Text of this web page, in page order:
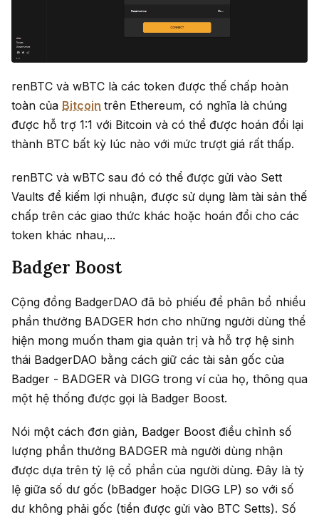
renBTC và wBTC là các token được thế chấp hoàn
toàn của Bitcoin trên Ethereum, có nghĩa là chúng
được hỗ trợ 1:1 với Bitcoin và có thể được hoán đổi lại
thành BTC bất kỳ lúc nào với mức trượt giá rất thấp.
renBTC và wBTC sau đó có thể được gửi vào Sett
Vaults để kiếm lợi nhuận, được sử dụng làm tài sản thế
chấp trên các giao thức khác hoặc hoán đổi cho các
token khác nhau,...
Badger Boost
Cộng đồng BadgerDAO đã bỏ phiếu để phân bổ nhiều
phần thưởng BADGER hơn cho những người dùng thể
hiện mong muốn tham gia quản trị và hỗ trợ hệ sinh
thái BadgerDAO bằng cách giữ các tài sản gốc của
Badger - BADGER và DIGG trong ví của họ, thông qua
một hệ thống được gọi là Badger Boost.
Nói một cách đơn giản, Badger Boost điều chỉnh số
lượng phần thưởng BADGER mà người dùng nhận
được dựa trên tỷ lệ cổ phần của người dùng. Đây là tỷ
lệ giữa số dư gốc (bBadger hoặc DIGG LP) so với số
dư không phải gốc (tiền được gửi vào BTC Setts). Số